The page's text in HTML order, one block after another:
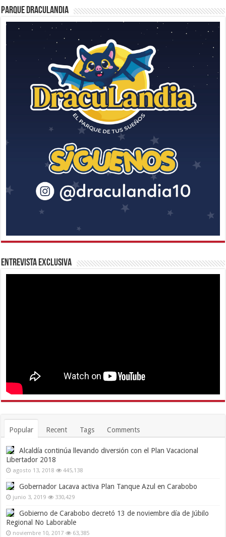
Parque Draculandia
Entrevista Exclusiva
Popular Recent Tags Comments
Alcaldía continúa llevando diversión con el Plan Vacacional
Libertador 2018
agosto 13, 2018 445,138
Gobernador Lacava activa Plan Tanque Azul en Carabobo
junio 3, 2019 330,429
Gobierno de Carabobo decretó 13 de noviembre día de Júbilo
Regional No Laborable
noviembre 10, 2017 63,385